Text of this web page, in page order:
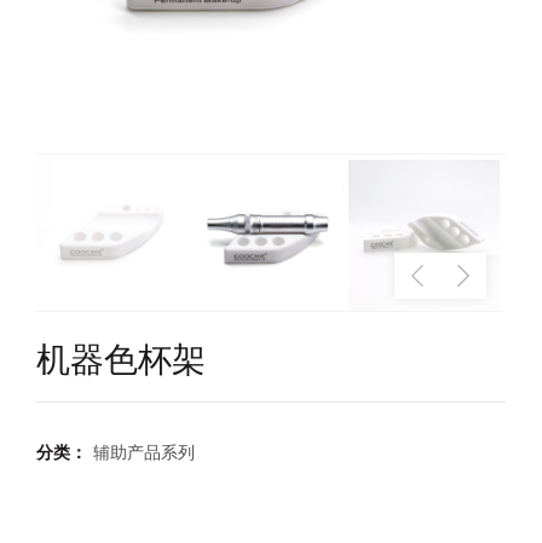
机器色杯架
分类： 辅助产品系列